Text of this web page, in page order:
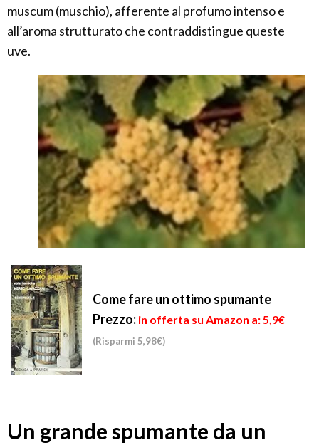
muscum (muschio), afferente al profumo intenso e
all’aroma strutturato che contraddistingue queste
uve.
Come fare un ottimo spumante
Prezzo: in offerta su Amazon a: 5,9€
(Risparmi 5,98€)
Un grande spumante da un